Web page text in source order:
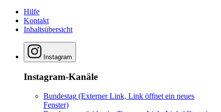
Hilfe
Kontakt
Inhaltsübersicht
Instagram
Instagram-Kanäle
Bundestag (Externer Link, Link öffnet ein neues
Fenster)